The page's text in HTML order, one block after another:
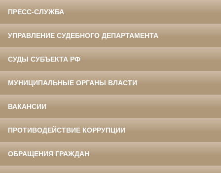
ПРЕСС-СЛУЖБА
УПРАВЛЕНИЕ СУДЕБНОГО ДЕПАРТАМЕНТА
СУДЫ СУБЪЕКТА РФ
МУНИЦИПАЛЬНЫЕ ОРГАНЫ ВЛАСТИ
ВАКАНСИИ
ПРОТИВОДЕЙСТВИЕ КОРРУПЦИИ
ОБРАЩЕНИЯ ГРАЖДАН